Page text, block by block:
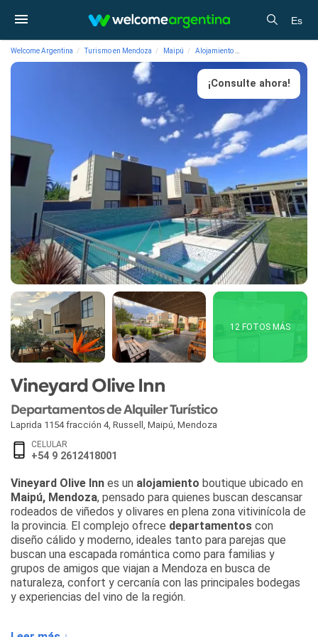
Es
Welcome Argentina Turismo en Mendoza Maipú Alojamiento
¡Consulte ahora!
12 FOTOS MÁS
Vineyard Olive Inn
Departamentos de Alquiler Turístico
Laprida 1154 fracción 4, Russell Maipú Mendoza
CELULAR
+54 9 2612418001
Vineyard Olive Inn es un alojamiento boutique ubicado en
Maipú, Mendoza, pensado para quienes buscan descansar
rodeados de viñedos y olivares en plena zona vitivinícola de
la provincia. El complejo ofrece departamentos con
diseño cálido y moderno, ideales tanto para parejas que
buscan una escapada romántica como para familias y
grupos de amigos que viajan a Mendoza en busca de
naturaleza, confort y cercanía con las principales bodegas
y experiencias del vino de la región.